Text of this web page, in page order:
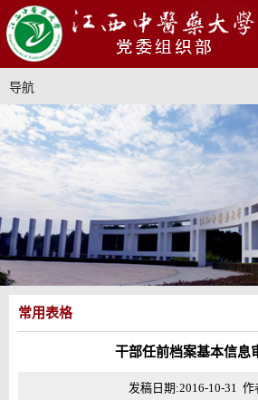
导航
常用表格
干部任前档案基本信息
发稿日期:2016-10-31 作